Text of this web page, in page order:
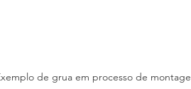
de grua em processo de